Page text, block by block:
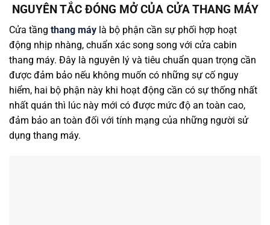
NGUYÊN TẮC ĐÓNG MỞ CỦA CỬA THANG MÁY
Cửa tầng thang máy là bộ phận cần sự phối hợp hoạt
động nhịp nhàng, chuẩn xác song song với cửa cabin
thang máy. Đây là nguyên lý và tiêu chuẩn quan trọng cần
được đảm bảo nếu không muốn có những sự cố nguy
hiểm, hai bộ phận này khi hoạt động cần có sự thống nhất
nhất quán thì lúc này mới có được mức độ an toàn cao,
đảm bảo an toàn đối với tính mạng của những người sử
dụng thang máy.